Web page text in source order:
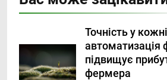
Точність у
автоматизація
підвищує
фермера